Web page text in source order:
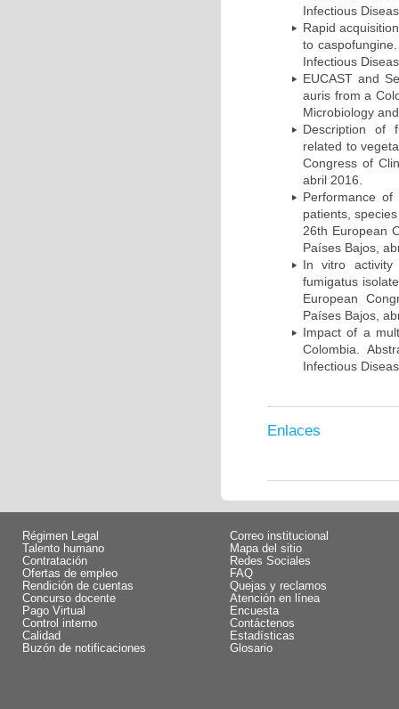
Infectious
Rapid
to
Infectious
EUCAST and
auris from a
Microbiology
Description of
related to
Congress of
abril 2016.
Performance
patients,
26th European
Países Bajos,
In vitro activity
fumigatus
European
Países Bajos,
Impact of a
Colombia.
Infectious
Enlaces
Régimen Legal
Talento humano
Contratación
Ofertas de empleo
Rendición de cuentas
Concurso docente
Pago Virtual
Control interno
Calidad
Buzón de notificaciones
Correo institucional
Mapa del sitio
Redes Sociales
FAQ
Quejas y reclamos
Atención en línea
Encuesta
Contáctenos
Estadísticas
Glosario